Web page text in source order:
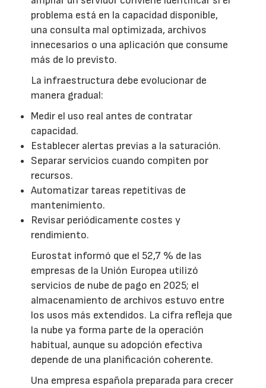
problema está en la capacidad disponible,
una consulta mal optimizada, archivos
innecesarios o una aplicación que consume
más de lo previsto.
La infraestructura debe evolucionar de
manera gradual:
Medir el uso real antes de contratar
capacidad.
Establecer alertas previas a la saturación.
Separar servicios cuando compiten por
recursos.
Automatizar tareas repetitivas de
mantenimiento.
Revisar periódicamente costes y
rendimiento.
Eurostat informó que el 52,7 % de las
empresas de la Unión Europea utilizó
servicios de nube de pago en 2025; el
almacenamiento de archivos estuvo entre
los usos más extendidos. La cifra refleja que
la nube ya forma parte de la operación
habitual, aunque su adopción efectiva
depende de una planificación coherente.
Una empresa española preparada para crecer